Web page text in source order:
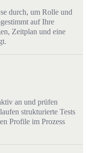
durch, um Rolle und
auf Ihre
Zeitplan und eine
an und prüfen
strukturierte Tests
Profile im Prozess